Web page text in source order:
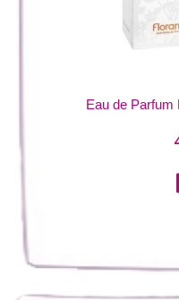
Eau de Parfum